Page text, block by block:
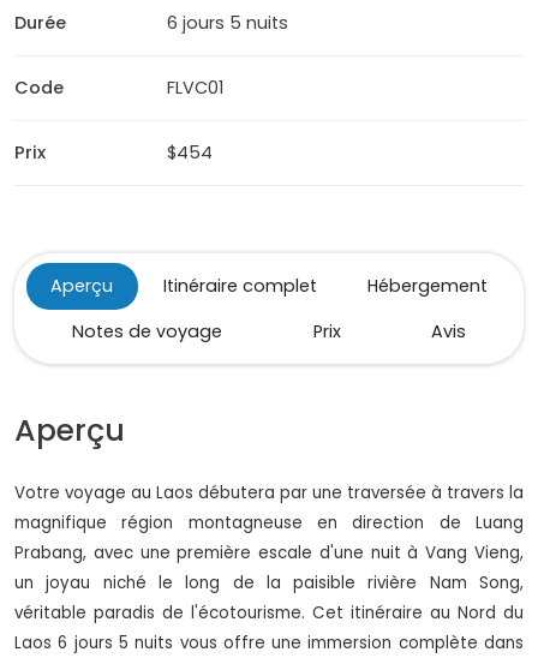
Durée 6 jours 5 nuits
Code FLVC01
Prix $454
Aperçu Itinéraire complet
Hébergement
Notes de voyage
Prix Avis
Aperçu
Votre voyage au Laos débutera par une traversée à travers la
magnifique région montagneuse en direction de Luang
Prabang, avec une première escale d'une nuit à Vang Vieng,
un joyau niché le long de la paisible rivière Nam Song,
véritable paradis de l'écotourisme. Cet itinéraire au Nord du
Laos 6 jours 5 nuits vous offre une immersion complète dans